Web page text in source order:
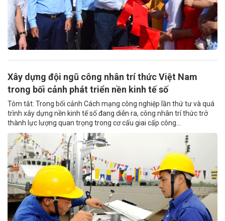
Xây dựng đội ngũ công nhân trí thức Việt Nam
trong bối cảnh phát triển nền kinh tế số
Tóm tắt: Trong bối cảnh Cách mạng công nghiệp lần thứ tư và quá
trình xây dựng nền kinh tế số đang diễn ra, công nhân trí thức trở
thành lực lượng quan trọng trong cơ cấu giai cấp công...